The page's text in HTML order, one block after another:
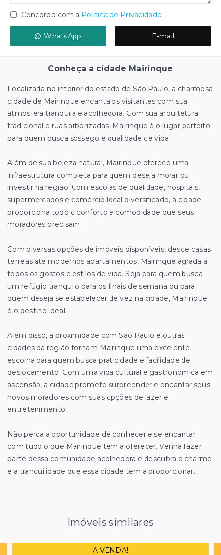
Concordo com a Política de Privacidade
WhatsApp E-mail
Conheça a cidade Mairinque
Localizada no interior do estado de São Paulo, a charmosa
cidade de Mairinque encanta os visitantes com sua
atmosfera tranquila e acolhedora. Com sua arquitetura
tradicional e ruas arborizadas, Mairinque é o lugar perfeito
para quem busca sossego e qualidade de vida.
Além de sua beleza natural, Mairinque oferece uma
infraestrutura completa para quem deseja morar ou
investir na região. Com escolas de qualidade, hospitais,
supermercados e comércio local diversificado, a cidade
proporciona todo o conforto e comodidade que seus
moradores precisam.
Com diversas opções de imóveis disponíveis, desde casas
térreas até modernos apartamentos, Mairinque agrada a
todos os gostos e estilos de vida. Seja para quem busca
um refúgio tranquilo para os finais de semana ou para
quem deseja se estabelecer de vez na cidade, Mairinque
é o destino ideal.
Além disso, a proximidade com São Paulo e outras
cidades da região tornam Mairinque uma excelente
escolha para quem busca praticidade e facilidade de
deslocamento. Com uma vida cultural e gastronômica em
ascensão, a cidade promete surpreender e encantar seus
novos moradores com suas opções de lazer e
entretenimento.
Não perca a oportunidade de conhecer e se encantar
com tudo o que Mairinque tem a oferecer. Venha fazer
parte dessa comunidade acolhedora e descubra o charme
e a tranquilidade que essa cidade tem a proporcionar.
Imóveis similares
A VENDA!